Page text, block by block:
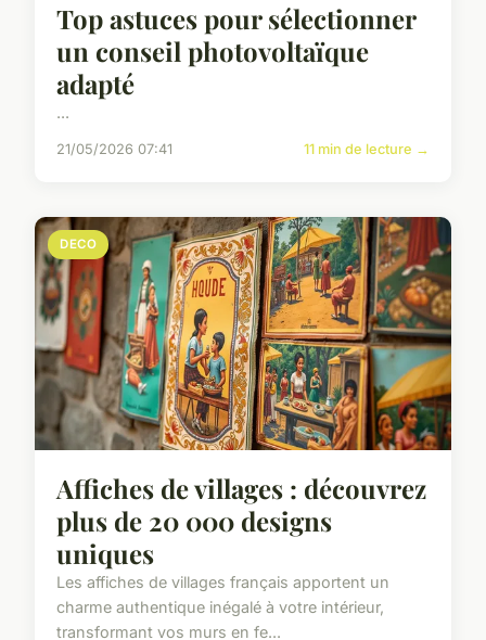
Top astuces pour sélectionner
un conseil photovoltaïque
adapté
...
21/05/2026 07:41 11 min de lecture →
DECO
Affiches de villages : découvrez
plus de 20 000 designs
uniques
Les affiches de villages français apportent un
charme authentique inégalé à votre intérieur,
transformant vos murs en fe...